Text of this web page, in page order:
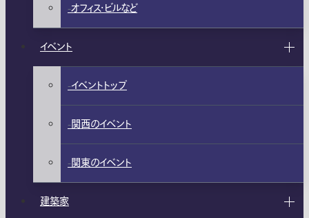
オフィス・ビルなど
イベント
イベントトップ
関西のイベント
関東のイベント
建築家